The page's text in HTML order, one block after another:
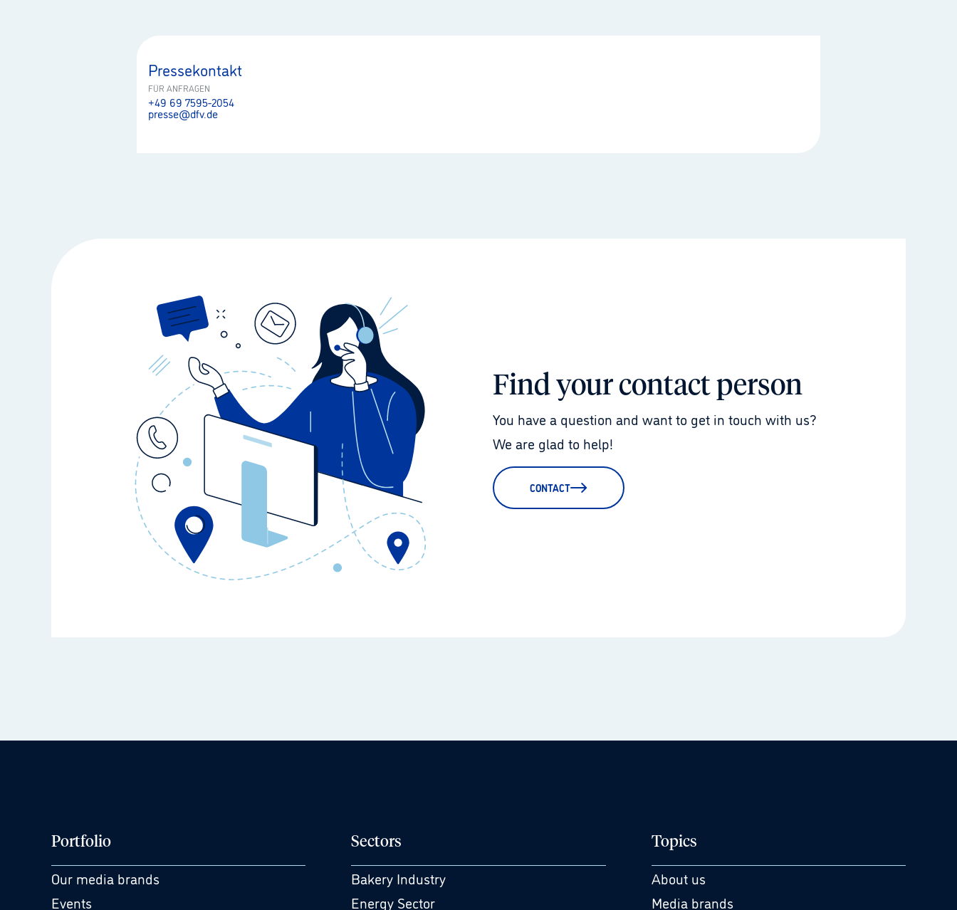
Pressekontakt
FÜR ANFRAGEN
+49 69 7595-2054
presse@dfv.de
Find your contact person
You have a question and want to get in touch with us?
We are glad to help!
CONTACT
Portfolio
Our media brands
Events
Sectors
Bakery Industry
Energy Sector
Topics
About us
Media brands